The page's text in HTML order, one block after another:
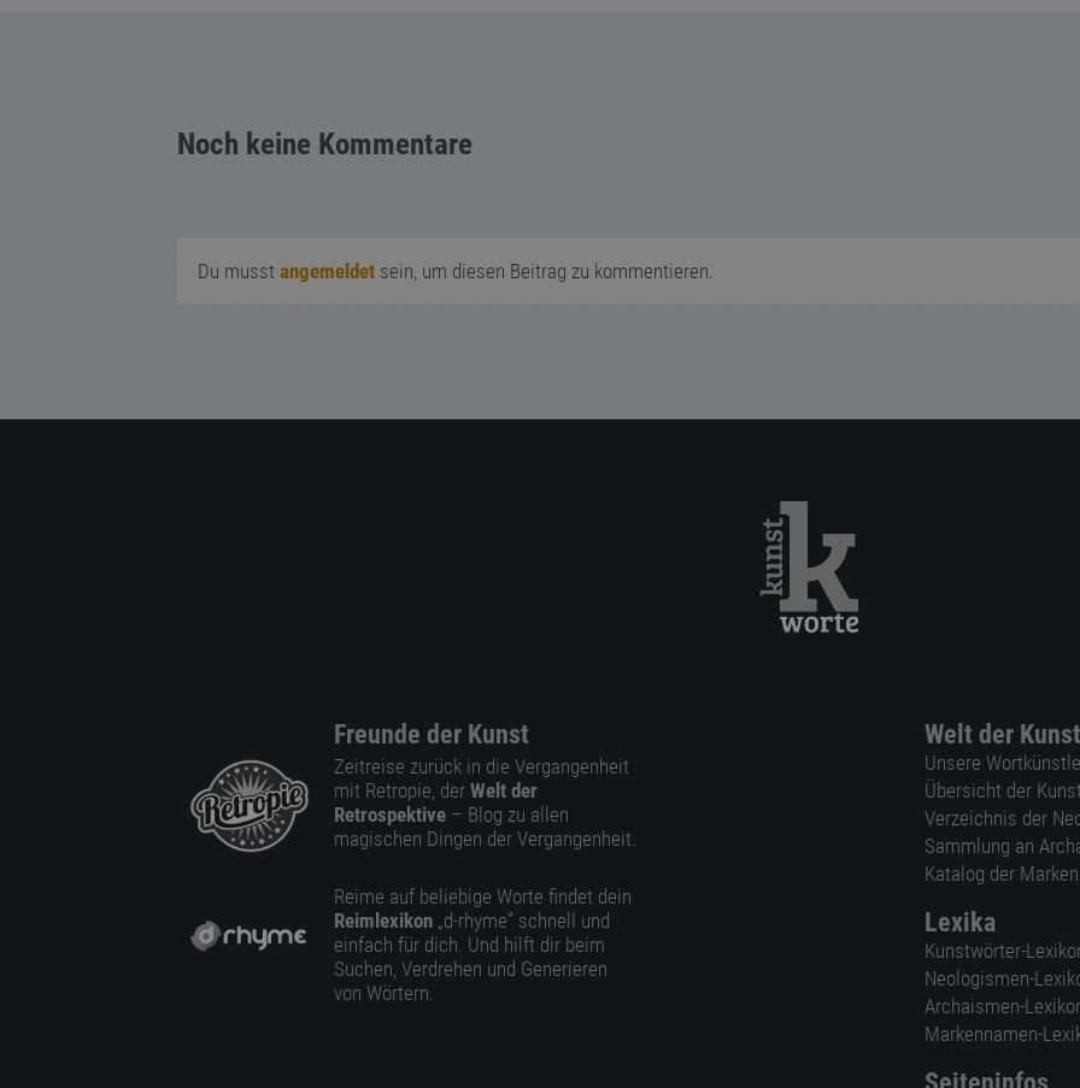
Noch keine Kommentare
Du musst angemeldet sein, um diesen Beitrag zu kommentieren.
Freunde der Kunst
Zeitreise zurück in die Vergangenheit
mit Retropie, der Welt der
Retrospektive – Blog zu allen
magischen Dingen der Vergangenheit.
Reime auf beliebige Worte findet dein
Reimlexikon „d-rhyme” schnell und
einfach für dich. Und hilft dir beim
Suchen, Verdrehen und Generieren
von Wörtern.
Welt der
Unsere
Übersicht der
Verzeichnis der
Sammlung an
Katalog der
Lexika
Kunstwörter-
Neologismen-
Archaismen-
Markennamen-